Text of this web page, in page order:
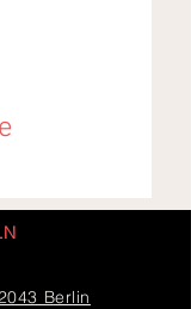
Berlin